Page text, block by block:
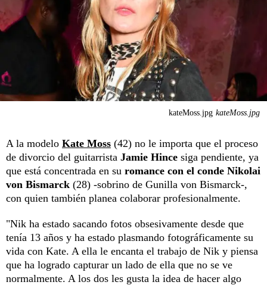
kateMoss.jpg kateMoss.jpg
A la modelo Kate Moss (42) no le importa que el proceso
de divorcio del guitarrista Jamie Hince siga pendiente, ya
que está concentrada en su romance con el conde Nikolai
von Bismarck (28) -sobrino de Gunilla von Bismarck-,
con quien también planea colaborar profesionalmente.
"Nik ha estado sacando fotos obsesivamente desde que
tenía 13 años y ha estado plasmando fotográficamente su
vida con Kate. A ella le encanta el trabajo de Nik y piensa
que ha logrado capturar un lado de ella que no se ve
normalmente. A los dos les gusta la idea de hacer algo